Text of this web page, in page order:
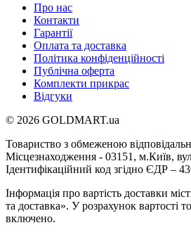
Про нас
Контакти
Гарантії
Оплата та доставка
Політика конфіденційності
Публічна оферта
Комплекти прикрас
Відгуки
© 2026 GOLDMART.ua
Товариство з обмеженою
Місцезнаходження - 03151, м.Київ,
Ідентифікаційний код згідно ЄДР –
Інформація про вартість доставки
та доставка». У розрахунок вартості
включено.